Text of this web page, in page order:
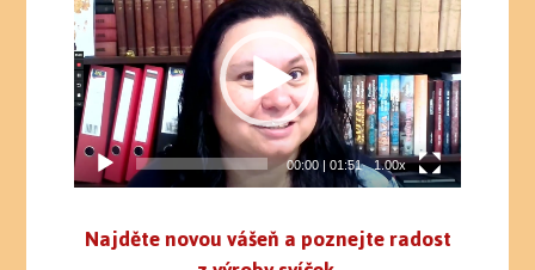
přehrávač
00:00| 01:51 1.00x
Najděte novou vášeň a poznejte radost